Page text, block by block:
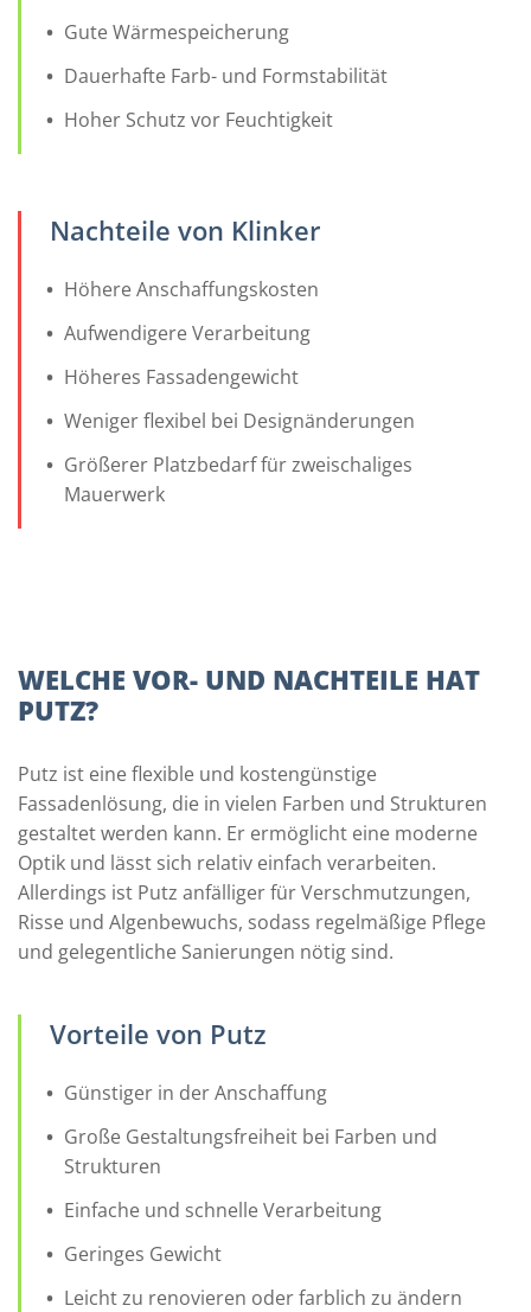
Gute Wärmespeicherung
Dauerhafte Farb- und Formstabilität
Hoher Schutz vor Feuchtigkeit
Nachteile von Klinker
Höhere Anschaffungskosten
Aufwendigere Verarbeitung
Höheres Fassadengewicht
Weniger flexibel bei Designänderungen
Größerer Platzbedarf für zweischaliges
Mauerwerk
WELCHE VOR- UND NACHTEILE HAT
PUTZ?
Putz ist eine flexible und kostengünstige
Fassadenlösung, die in vielen Farben und Strukturen
gestaltet werden kann. Er ermöglicht eine moderne
Optik und lässt sich relativ einfach verarbeiten.
Allerdings ist Putz anfälliger für Verschmutzungen,
Risse und Algenbewuchs, sodass regelmäßige Pflege
und gelegentliche Sanierungen nötig sind.
Vorteile von Putz
Günstiger in der Anschaffung
Große Gestaltungsfreiheit bei Farben und
Strukturen
Einfache und schnelle Verarbeitung
Geringes Gewicht
Leicht zu renovieren oder farblich zu ändern